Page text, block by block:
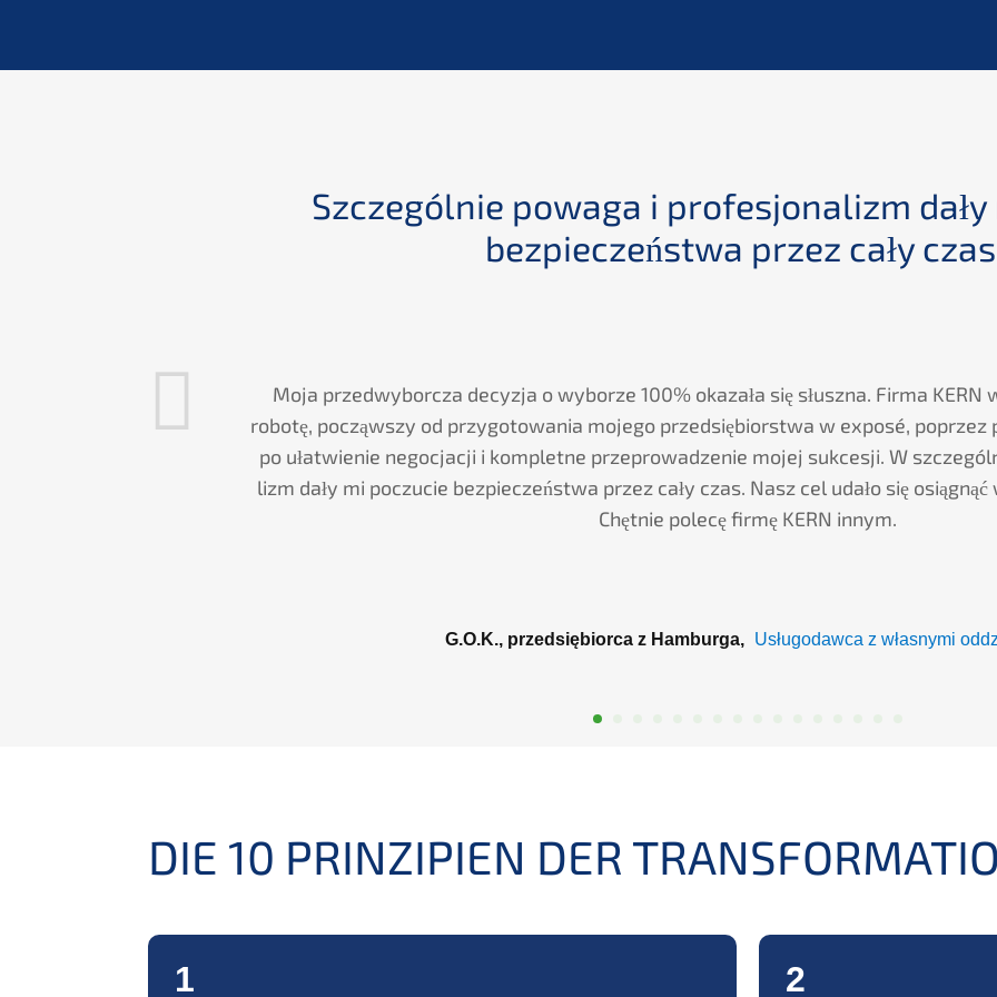
Szcze­gól­nie powaga i profes­jo­na­lizm
bezpiec­zeńst­wa przez cały
Moja przedwy­bor­c­za decyz­ja o wybor­ze 100% okazała się słuszna. Firma KERN
robotę, począws­zy od przygo­to­wa­nia mojego przedsię­bi­orst­wa w exposé, poprzez
po ułatwie­nie negoc­ja­c­ji i komplet­ne przepro­wad­ze­nie mojej sukces­ji. W
lizm dały mi poczu­cie bezpiec­zeńst­wa przez cały czas. Nasz cel udało się
Chętnie polecę firmę KERN innym.
G.O.K., przedsię­bior­ca z Hamburga, Usługo­daw­ca z własny­mi
DIE 10 PRINZIPIEN DER
1 2